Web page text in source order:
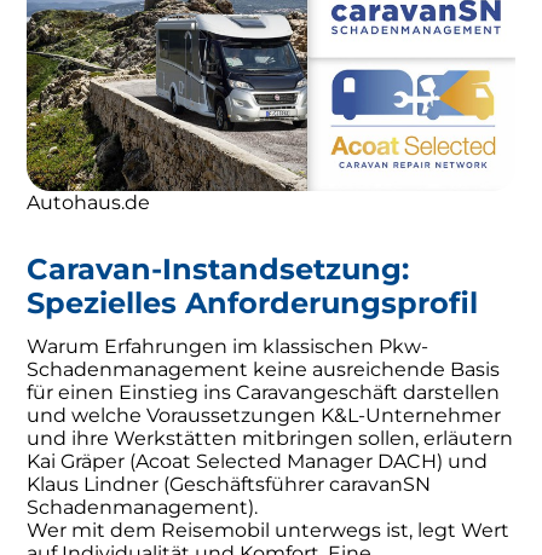
Autohaus.de
Caravan-Instandsetzung:
Spezielles Anforderungsprofil
Warum Erfahrungen im klassischen Pkw-
Schadenmanagement keine ausreichende Basis
für einen Einstieg ins Caravangeschäft darstellen
und welche Voraussetzungen K&L-Unternehmer
und ihre Werkstätten mitbringen sollen, erläutern
Kai Gräper (Acoat Selected Manager DACH) und
Klaus Lindner (Geschäftsführer caravanSN
Schadenmanagement).
Wer mit dem Reisemobil unterwegs ist, legt Wert